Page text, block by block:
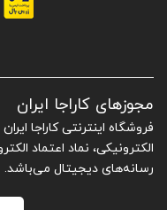
مجوزهای کاراجا ایران
فروشگاه اینترنتی کاراجا
الکترونیکی، نماد اعتماد
رسانه‌های دیجیتال می‌باشد.